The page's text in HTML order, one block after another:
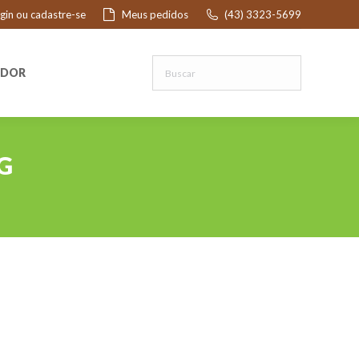
ou cadastre-se Meus pedidos (43) 3323-5699